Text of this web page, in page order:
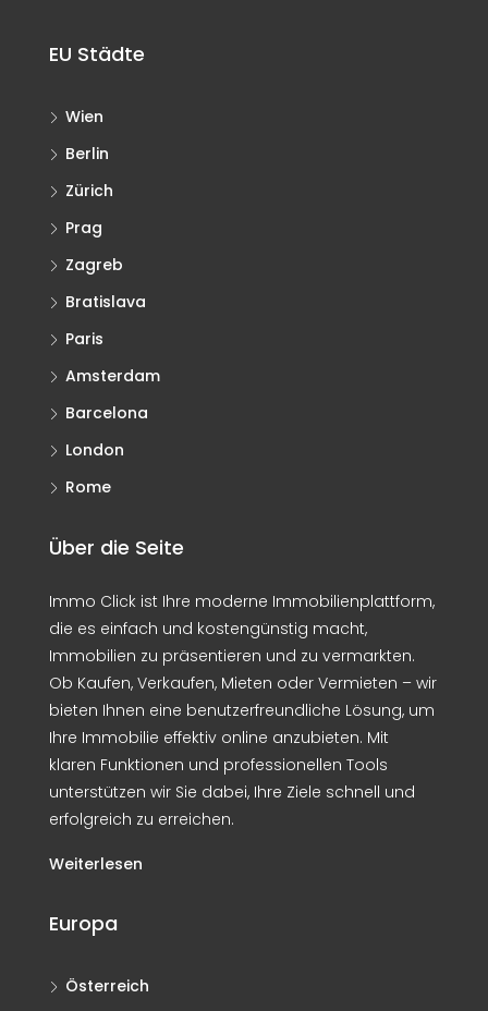
EU Städte
Wien
Berlin
Zürich
Prag
Zagreb
Bratislava
Paris
Amsterdam
Barcelona
London
Rome
Über die Seite
Immo Click ist Ihre moderne Immobilienplattform,
die es einfach und kostengünstig macht,
Immobilien zu präsentieren und zu vermarkten.
Ob Kaufen, Verkaufen, Mieten oder Vermieten – wir
bieten Ihnen eine benutzerfreundliche Lösung, um
Ihre Immobilie effektiv online anzubieten. Mit
klaren Funktionen und professionellen Tools
unterstützen wir Sie dabei, Ihre Ziele schnell und
erfolgreich zu erreichen.
Weiterlesen
Europa
Österreich